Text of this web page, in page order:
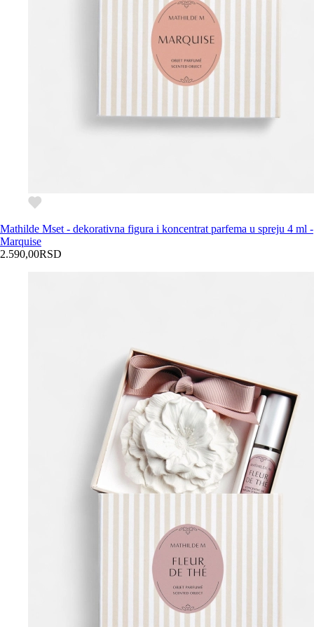
Mathilde Mset - dekorativna figura i koncentrat parfema u spreju 4 ml -
Marquise
2.590,00RSD